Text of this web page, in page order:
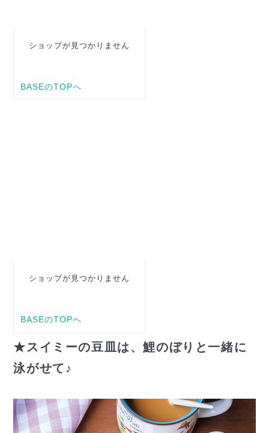
★スイミーの豆皿は、鯉のぼりと一緒に
泳がせて♪